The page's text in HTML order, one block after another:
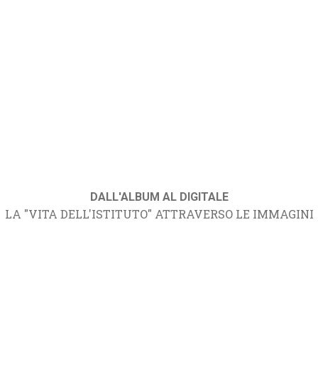
DALL'ALBUM AL DIGITALE
LA "VITA DELL'ISTITUTO" ATTRAVERSO LE IMMAGINI